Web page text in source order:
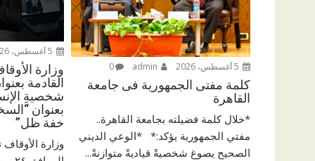
0
كلمة مفتى الجمهورية فى جامعة
القاهرة
*خلال كلمة فضيلته بجامعة القاهرة..
مفتي الجمهورية يؤكد:* *الوعي الديني
الصحيح يصوغ شخصيةً قياديةً متوازنةً...
وزارة
القادمة
شخصيةِ
بعنوان
خفة ظل”
وزارة